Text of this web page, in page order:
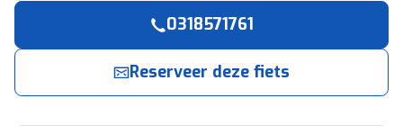
Orbea
Model
Alma H20
0318571761
Reserveer deze fiets
nu!
Joop van Voorthuizen Fietsen neemt snel